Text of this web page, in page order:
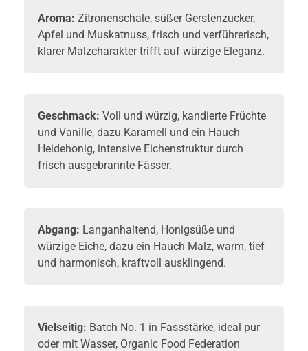
Aroma: Zitronenschale, süßer Gerstenzucker,
Apfel und Muskatnuss, frisch und verführerisch,
klarer Malzcharakter trifft auf würzige Eleganz.
Geschmack: Voll und würzig, kandierte Früchte
und Vanille, dazu Karamell und ein Hauch
Heidehonig, intensive Eichenstruktur durch
frisch ausgebrannte Fässer.
Abgang: Langanhaltend, Honigsüße und
würzige Eiche, dazu ein Hauch Malz, warm, tief
und harmonisch, kraftvoll ausklingend.
Vielseitig: Batch No. 1 in Fassstärke, ideal pur
oder mit Wasser, Organic Food Federation